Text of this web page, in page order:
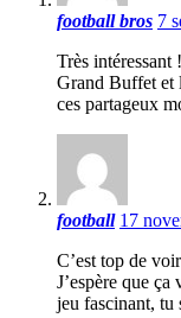
football bros 7
Très intéressant
Grand Buffet et
ces partageux
football 17
C’est top de
J’espère que
jeu fascinant, tu